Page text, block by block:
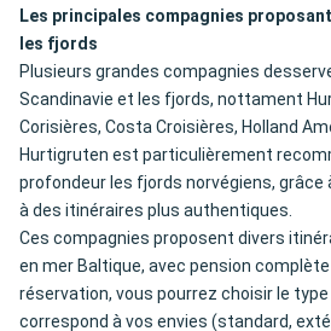
Les principales compagnies
les fjords
Plusieurs grandes compagnies
Scandinavie et les fjords, nottament
Corisières, Costa Croisières, Holland
Hurtigruten est particulièrement
profondeur les fjords norvégiens, grâce
à des itinéraires plus authentiques.
Ces compagnies proposent divers
en mer Baltique, avec pension
réservation, vous pourrez choisir le type
correspond à vos envies (standard,